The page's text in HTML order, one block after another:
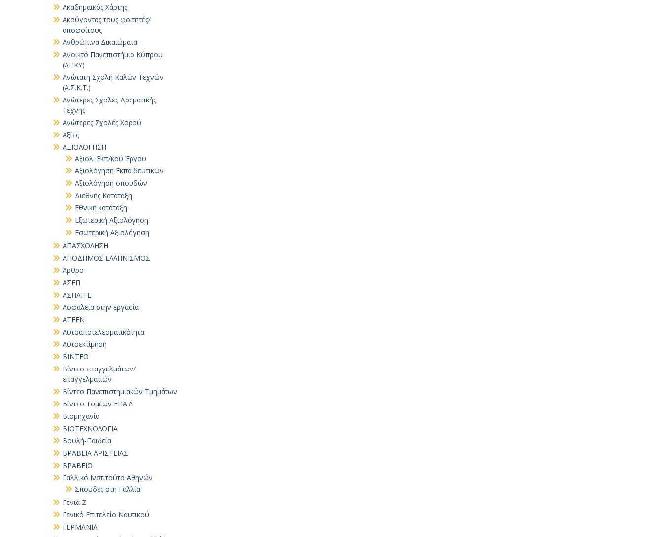
Ακαδημαϊκός Χάρτης
Ακούγοντας τους φοιτητές/
αποφοίτους
Ανθρώπινα Δικαιώματα
Ανοικτό Πανεπιστήμιο Κύπρου
(ΑΠΚΥ)
Ανώτατη Σχολή Καλών Τεχνών
(Α.Σ.Κ.Τ.)
Ανώτερες Σχολές Δραματικής
Τέχνης
Ανώτερες Σχολές Χορού
Αξίες
ΑΞΙΟΛΟΓΗΣΗ
Αξιολ. Εκπ/κού Έργου
Αξιολόγηση Εκπαιδευτικών
Αξιολόγηση σπουδών
Διεθνής Κατάταξη
Εθνική κατάταξη
Εξωτερική Αξιολόγηση
Εσωτερική Αξιολόγηση
ΑΠΑΣΧΟΛΗΣΗ
ΑΠΟΔΗΜΟΣ ΕΛΛΗΝΙΣΜΟΣ
Άρθρο
ΑΣΕΠ
ΑΣΠΑΙΤΕ
Ασφάλεια στην εργασία
ΑΤΕΕΝ
Αυτοαποτελεσματικότητα
Αυτοεκτίμηση
ΒΙΝΤΕΟ
Βίντεο επαγγελμάτων/
επαγγελματιών
Βίντεο Πανεπιστημιακών Τμημάτων
Βίντεο Τομέων ΕΠΑ.Λ.
Βιομηχανία
ΒΙΟΤΕΧΝΟΛΟΓΙΑ
Βουλή-Παιδεία
ΒΡΑΒΕΙΑ ΑΡΙΣΤΕΙΑΣ
ΒΡΑΒΕΙΟ
Γαλλικό Ινστιτούτο Αθηνών
Σπουδές στη Γαλλία
Γενιά Ζ
Γενικό Επιτελείο Ναυτικού
ΓΕΡΜΑΝΙΑ